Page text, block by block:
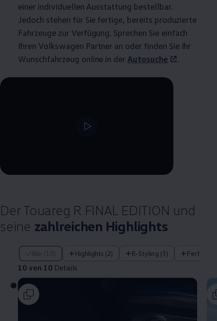
einer individuellen Ausstattung bestellbar.
Jedoch stehen für Sie fertige, bereits produzierte
Fahrzeuge zur Verfügung. Sprechen Sie einfach
Ihren Volkswagen Partner an oder finden Sie Ihr
Wunschfahrzeug online in der Autosuche .
DerTouareg R FINAL EDITION und
seine zahlreichen Highlights
Alle (10) Highlights (2) R-Styling (3)
10 von 10 Details
10 von 10 Details